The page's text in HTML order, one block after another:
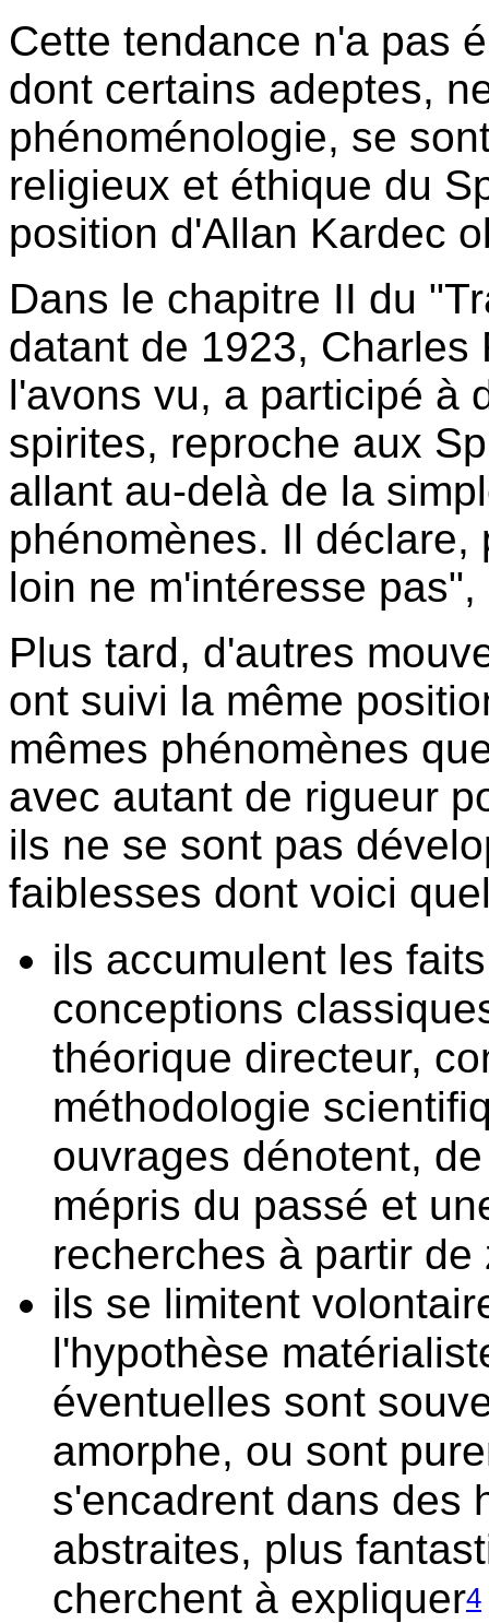
Cette tendance n'a pas
dont certains adeptes,
phénoménologie, se
religieux et éthique du
position d'Allan Kardec
Dans le chapitre II du
datant de 1923,
l'avons vu, a participé à
spirites, reproche aux
allant au-delà de la
phénomènes. Il
loin ne m'intéresse
Plus tard, d'autres
ont suivi la même
mêmes phénomènes
avec autant de rigueur
ils ne se sont pas
faiblesses dont voici
ils accumulent les
conceptions
théorique directeur,
méthodologie
ouvrages dénotent,
mépris du passé et
recherches à partir de
ils se limitent
l'hypothèse
éventuelles sont
amorphe, ou sont
s'encadrent dans des
abstraites, plus
cherchent à expliquer4